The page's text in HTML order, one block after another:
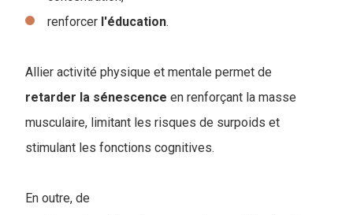
renforcer l'éducation.
Allier activité physique et mentale permet de
retarder la sénescence en renforçant la masse
musculaire, limitant les risques de surpoids et
stimulant les fonctions cognitives.
En outre, de